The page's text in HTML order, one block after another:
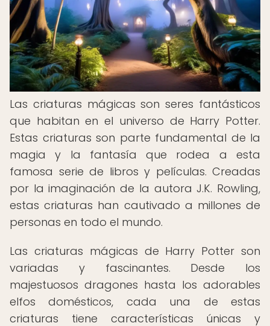
Las criaturas mágicas son seres fantásticos
que habitan en el universo de Harry Potter.
Estas criaturas son parte fundamental de la
magia y la fantasía que rodea a esta
famosa serie de libros y películas. Creadas
por la imaginación de la autora J.K. Rowling,
estas criaturas han cautivado a millones de
personas en todo el mundo.
Las criaturas mágicas de Harry Potter son
variadas y fascinantes. Desde los
majestuosos dragones hasta los adorables
elfos domésticos, cada una de estas
criaturas tiene características únicas y